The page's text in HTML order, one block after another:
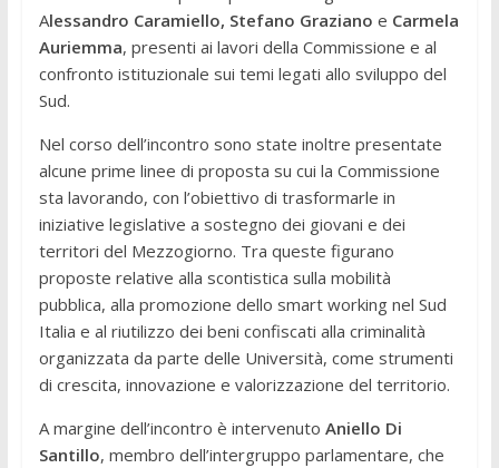
Alessandro Caramiello, Stefano Graziano e Carmela
Auriemma, presenti ai lavori della Commissione e al
confronto istituzionale sui temi legati allo sviluppo del
Sud.
Nel corso dell’incontro sono state inoltre presentate
alcune prime linee di proposta su cui la Commissione
sta lavorando, con l’obiettivo di trasformarle in
iniziative legislative a sostegno dei giovani e dei
territori del Mezzogiorno. Tra queste figurano
proposte relative alla scontistica sulla mobilità
pubblica, alla promozione dello smart working nel Sud
Italia e al riutilizzo dei beni confiscati alla criminalità
organizzata da parte delle Università, come strumenti
di crescita, innovazione e valorizzazione del territorio.
A margine dell’incontro è intervenuto Aniello Di
Santillo, membro dell’intergruppo parlamentare, che